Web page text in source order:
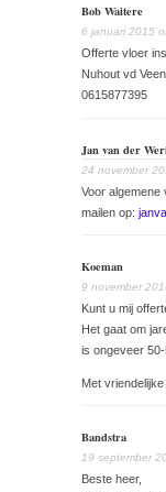
Bob Waitere
6 januari 2015
Offerte vloer
Nuhout vd
0615877395
Jan van der
24 november
Voor
mailen op:
Koeman
9 november
Kunt u mij
Het gaat om
is ongeveer 50-
Met
Bandstra
19 september
Beste heer,